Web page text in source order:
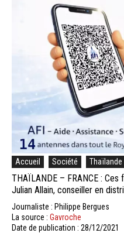
Accueil Société Thaïlande
THAÏLANDE – FRANCE :
Julian Allain, conseiller en
Journaliste : Philippe Bergues
La source : Gavroche
Date de publication : 28/12/2021